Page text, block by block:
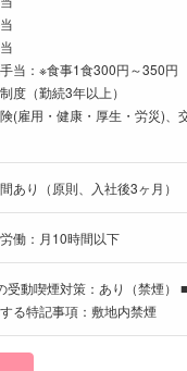
当：※食事1食300円～350円
度（勤続3年以上）
(雇用・健康・厚生・労災)、
あり（原則、入社後3ヶ月）
働：月10時間以下
受動喫煙対策：あり（禁煙）
る特記事項：敷地内禁煙